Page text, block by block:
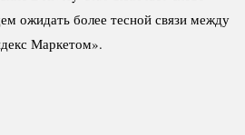
ожидать более тесной связи между
Маркетом».